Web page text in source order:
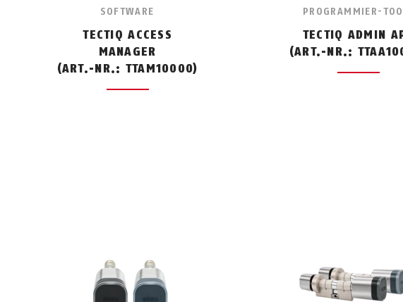
SOFTWARE
TECTIQ ACCESS
MANAGER
(ART.-NR.: TTAM10000)
PROGRAMMIER-
TECTIQ ADMIN
(ART.-NR.: